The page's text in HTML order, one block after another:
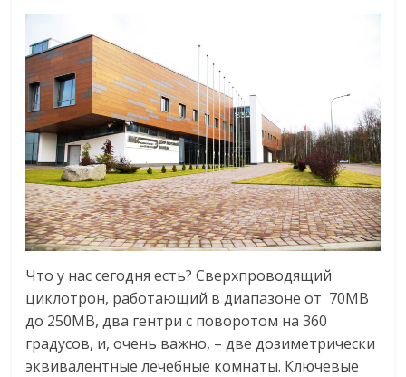
Что у нас сегодня есть? Сверхпроводящий
циклотрон, работающий в диапазоне от 70МВ
до 250МВ, два гентри с поворотом на 360
градусов, и, очень важно, – две дозиметрически
эквивалентные лечебные комнаты. Ключевые